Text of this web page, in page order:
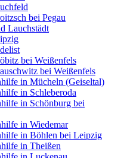
bei Pegau
Lauchstädt
bei Weißenfels
bei Weißenfels
in Mücheln (Geiseltal)
in Schleberoda
in Schönburg bei
in Wiedemar
in Böhlen bei Leipzig
in Theißen